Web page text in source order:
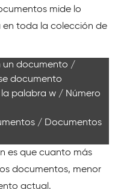
mide lo
toda la colección de
un documento /
documento
palabra w / Número
/ Documentos
es que cuanto más
documentos, menor
actual.